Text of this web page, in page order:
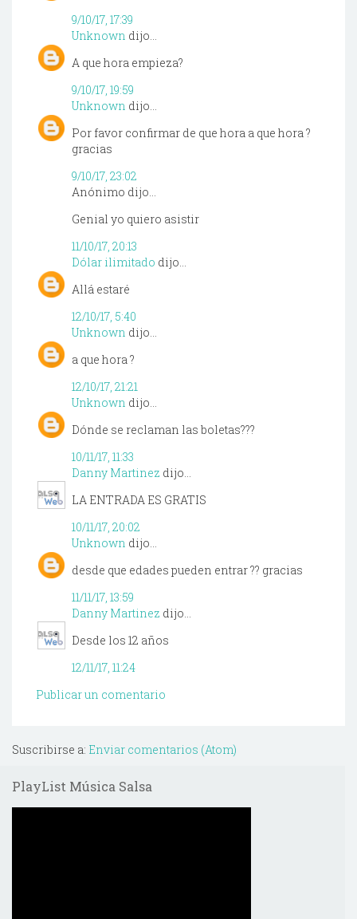
9/10/17, 17:39
Unknown dijo...
A que hora empieza?
9/10/17, 19:59
Unknown dijo...
Por favor confirmar de que hora a que hora ?
gracias
9/10/17, 23:02
Anónimo dijo...
Genial yo quiero asistir
11/10/17, 20:13
Dólar ilimitado dijo...
Allá estaré
12/10/17, 5:40
Unknown dijo...
a que hora ?
12/10/17, 21:21
Unknown dijo...
Dónde se reclaman las boletas???
10/11/17, 11:33
Danny Martinez dijo...
LA ENTRADA ES GRATIS
10/11/17, 20:02
Unknown dijo...
desde que edades pueden entrar ?? gracias
11/11/17, 13:59
Danny Martinez dijo...
Desde los 12 años
12/11/17, 11:24
Publicar un comentario
Suscribirse a: Enviar comentarios (Atom)
PlayList Música Salsa